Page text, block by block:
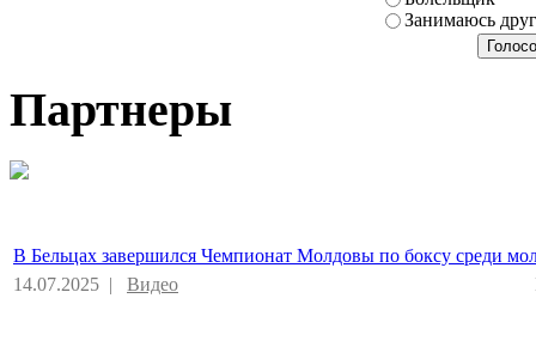
Занимаюсь
Партнеры
В Бельцах завершился Чемпионат Молдовы по боксу среди
14.07.2025 | Видео